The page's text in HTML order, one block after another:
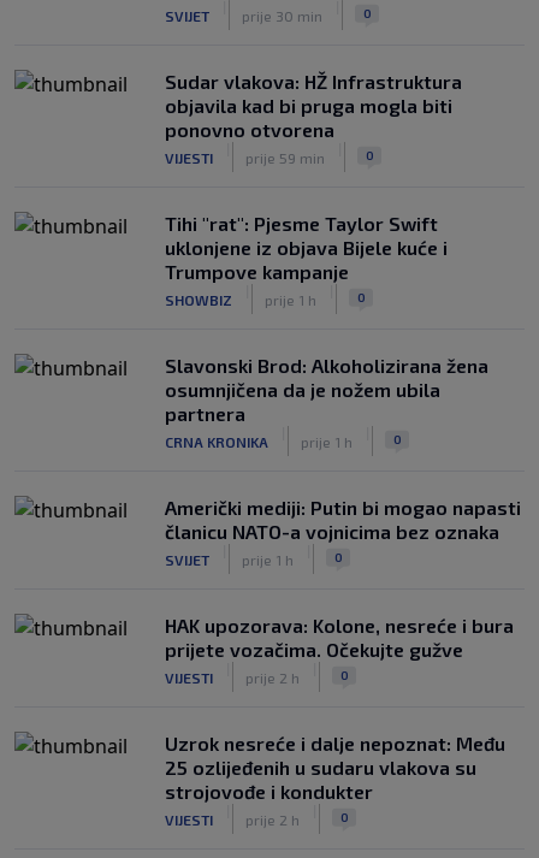
SVIJET prije 30 min 0
Sudar vlakova: HŽ Infrastruktura
objavila kad bi pruga mogla biti
ponovno otvorena
VIJESTI prije 59 min 0
Tihi "rat": Pjesme Taylor Swift
uklonjene iz objava Bijele kuće i
Trumpove kampanje
SHOWBIZ prije 1 h 0
Slavonski Brod: Alkoholizirana žena
osumnjičena da je nožem ubila
partnera
CRNA KRONIKA prije 1 h 0
Američki mediji: Putin bi mogao napasti
članicu NATO-a vojnicima bez oznaka
SVIJET prije 1 h 0
HAK upozorava: Kolone, nesreće i bura
prijete vozačima. Očekujte gužve
VIJESTI prije 2 h 0
Uzrok nesreće i dalje nepoznat: Među
25 ozlijeđenih u sudaru vlakova su
strojovođe i kondukter
VIJESTI prije 2 h 0